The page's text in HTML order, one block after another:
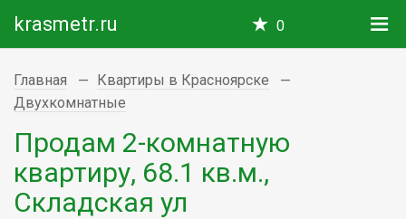
krasmetr.ru 0
Главная
Квартиры в Красноярске
Двухкомнатные
Продам 2-комнатную
квартиру, 68.1 кв.м.,
Складская ул